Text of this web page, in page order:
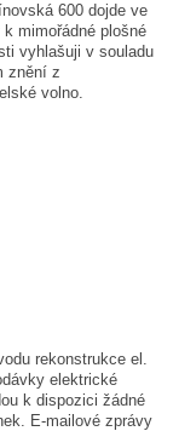
600 dojde ve
mimořádné plošné
vyhlašuji v souladu
znění z
volno.
rekonstrukce el.
elektrické
k dispozici žádné
E-mailové zprávy